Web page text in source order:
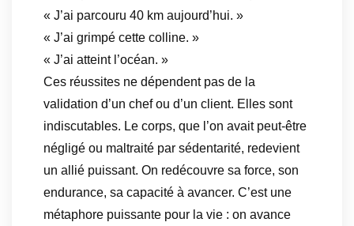
« J’ai parcouru 40 km aujourd’hui. »
« J’ai grimpé cette colline. »
« J’ai atteint l’océan. »
Ces réussites ne dépendent pas de la
validation d’un chef ou d’un client. Elles sont
indiscutables. Le corps, que l’on avait peut-être
négligé ou maltraité par sédentarité, redevient
un allié puissant. On redécouvre sa force, son
endurance, sa capacité à avancer. C’est une
métaphore puissante pour la vie : on avance